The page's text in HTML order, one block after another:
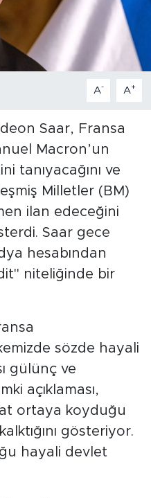
A- A+
Saar, Fransa
Macron’un
tanıyacağını ve
Milletler (BM)
ilan edeceğini
Saar gece
hesabından
niteliğinde bir
sözde hayali
gülünç ve
açıklaması,
ortaya koyduğu
gösteriyor.
hayali devlet